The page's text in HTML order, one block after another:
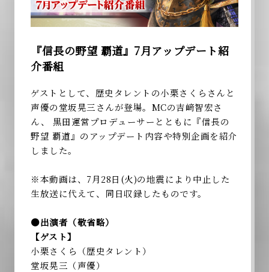
『信長の野望 覇道』7月アップデート紹
介番組
ゲストとして、歴史タレントの小栗さくらさんと
声優の堂坂晃三さんが登場。MCの吉﨑智宏さ
ん、 黒田運営プロデューサーとともに『信長の
野望 覇道』のアップデート内容や特別企画を紹介
しました。
※本動画は、7月28日(火)の地震により中止した
生放送に代えて、同日収録したものです。
●出演者（敬省略）
【ゲスト】
小栗さくら（歴史タレント）
堂坂晃三（声優）